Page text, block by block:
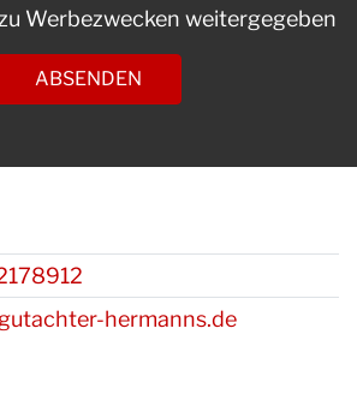
Werbezwecken weitergegeben
ABSENDEN
hermanns.de